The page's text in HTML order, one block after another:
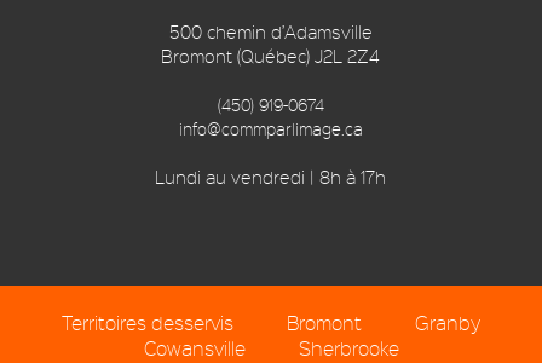
500 chemin d’Adamsville
Bromont (Québec) J2L 2Z4
(450) 919-0674
info@commparlimage.ca
Lundi au vendredi | 8h à 17h
Territoires desservis Bromont
Granby
Cowansville
Sherbrooke